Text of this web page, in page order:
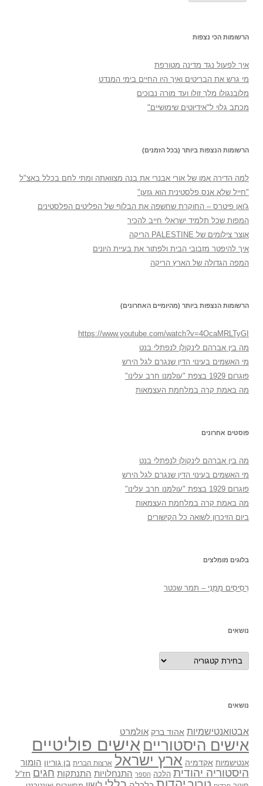
הרשומות הכי נצפות
איך לפעול נגד מדינה מטורפת
מי גרש את הבריטים ואיך היו החיים בימי המנדט
מלובנגולו מלך זולו ועד מורה נבוכים
מכתב גלוי ל"אידיוטים שימושיים"
הרשומות הנצפות ביותר (בכל הזמנים)
למה הדירה אמו של אורי אבנרי את בנה מצוואתה ומתי לחם בכלל באצ"ל
"חייל שלא אנס פלסטינית הוא גזען"
ג'ואן פיטרס – החוקרת שחשפה את הבלוף של הפליטים הפלסטינים
המפות שכל תלמיד ישראלי חייב להכיר
אוצר צילומים של PALESTINE הריקה
איך להיפטר מזבובי הבית ולפתור את בעיית היונים
המפה הגדולה של הארץ הריקה
הרשומות הנצפות ביותר (מהיומיים האחרונים)
https://www.youtube.com/watch?v=4OcaMRLTyGI
מה בין אברהם לינקולן לנפתלי בנט
מי האשמים בעינוי הדין שנגרם לגל הירש
פוגרום 1929 בצפת "עולמנו חרב עלינו"
מה באמת קרה במלחמת העצמאות
פוסטים אחרונים
מה בין אברהם לינקולן לנפתלי בנט
מי האשמים בעינוי הדין שנגרם לגל הירש
פוגרום 1929 בצפת "עולמנו חרב עלינו"
מה באמת קרה במלחמת העצמאות
ביום הזיכרון לשואה כל הקישורים
בלוגים מומלצים
רְסִיסִים מִמֶנִי – תמר שכטר
נושאים
נושאים
נושאים
אבטואנטישמיות אהוד ברק אולמרט
אישים היסטוריים אישים פוליטיים
אנטישמיות אקדמיה ארץ ישראל ארצות הברית בן גוריון הומור
היסטוריה יהודית הלכה הספר התנחלויות התנתקות חגים חז"ל